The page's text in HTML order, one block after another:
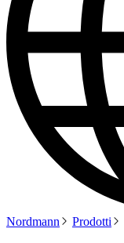
Nordmann Prodotti